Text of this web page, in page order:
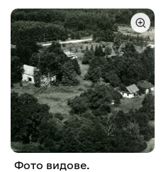
Фото видове.